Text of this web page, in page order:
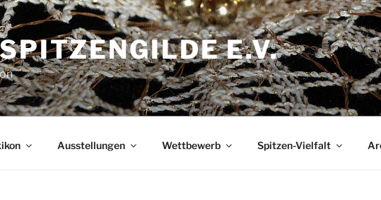
E.V.
Ausstellungen Wettbewerb Spitzen-Vielfalt